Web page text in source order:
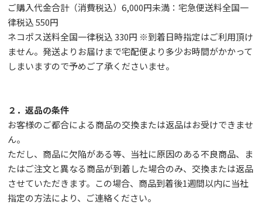
ご購入代金合計（消費税込）6,000円未満：宅急便送料全国一
律税込 550円
ネコポス送料全国一律税込 330円 ※到着日時指定はご利用頂け
ません。発送よりお届けまで宅配便より多少お時間がかかって
しまいますので予めご了承くださいませ。
２．返品の条件
お客様のご都合による商品の交換または返品はお受けできませ
ん。
ただし、 商品に欠陥がある等、当社に原因のある不良商品、ま
たはご注文と異なる商品が到着した場合のみ、交換または返品
させていただきます。この場合、商品到着後1週間以内に当社
指定の方法により、ご連絡ください。